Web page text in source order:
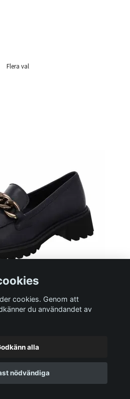
Flera val
Flera val
cookies. Genom att
du användandet av
alla
nödvändiga